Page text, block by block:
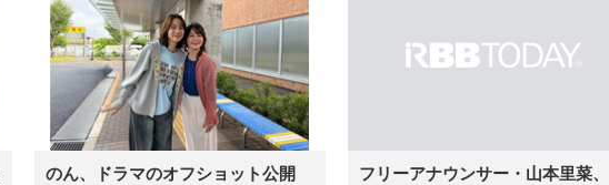
のん、ドラマのオフショット公開
フリーアナウンサー・山本里菜